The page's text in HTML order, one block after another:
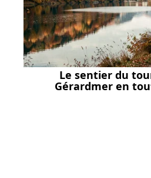
Le sentier du
Gérardmer en